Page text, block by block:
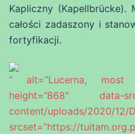
Kapliczny
całości zadaszony i
fortyfikacji.
” alt=”Lucerna, most
height=”868″ data-
content/uploads/2020/
srcset=”https://